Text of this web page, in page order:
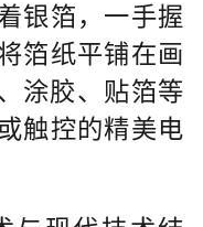
银箔，一手握
箔纸平铺在画
涂胶、贴箔等
触控的精美电